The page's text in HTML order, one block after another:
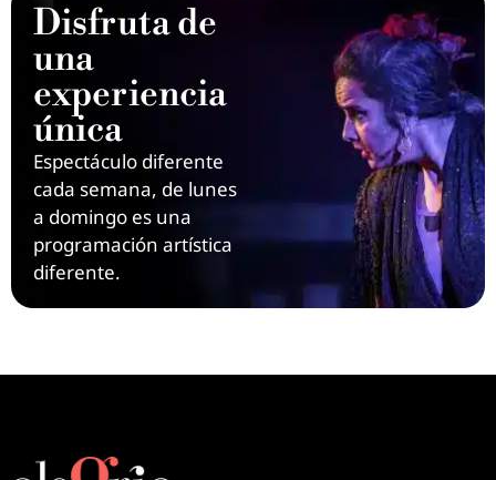
Disfruta de
una
experiencia
única
Espectáculo diferente
cada semana, de lunes
a domingo es una
programación artística
diferente.